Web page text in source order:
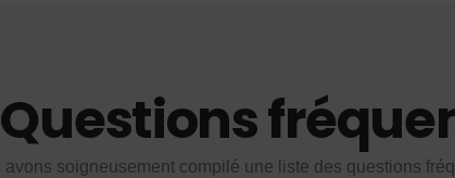
Questions
avons soigneusement compilé une liste des questions